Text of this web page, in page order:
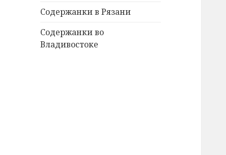
Содержанки в Рязани
Содержанки во
Владивостоке